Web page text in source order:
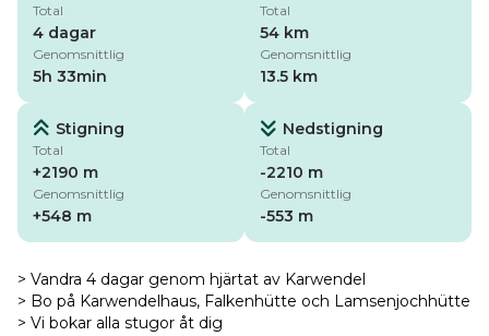
Total
4 dagar
Genomsnittlig
5h 33min
Total
54 km
Genomsnittlig
13.5 km
Stigning
Total
+2190 m
Genomsnittlig
+548 m
Nedstigning
Total
-2210 m
Genomsnittlig
-553 m
> Vandra 4 dagar genom hjärtat av Karwendel
> Bo på Karwendelhaus, Falkenhütte och Lamsenjochhütte
> Vi bokar alla stugor åt dig